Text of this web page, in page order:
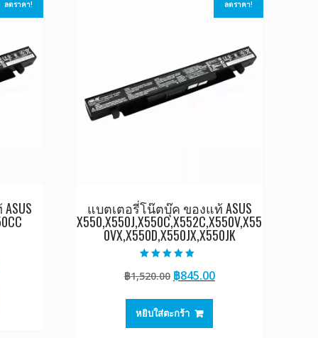
ลดราคา! ลดราคา!
แบตเตอรี่โน๊ตบุ๊ค ของแท้ ASUS
X550,X550J,X550C,X552C,X550V,X55
0VX,X550D,X550JX,X550JK
5.00
ตั้งแต่ 1-5
฿1,520.00 Original
was:
฿1,520.00.
฿845.00Current
หยิบใส่ตะกร้า